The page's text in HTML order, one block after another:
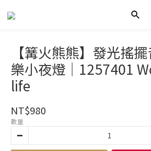
【篝火熊熊】發光搖
樂小夜燈｜1257401
life
NT$980
數量